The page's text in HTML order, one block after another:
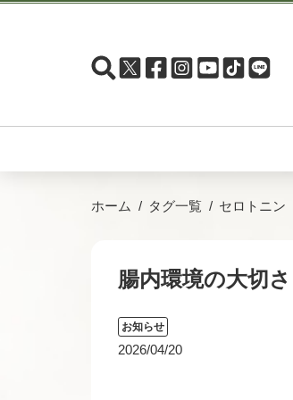
ホーム タグ一覧 セロトニン
腸内環境の大切
お知らせ
2026/04/20